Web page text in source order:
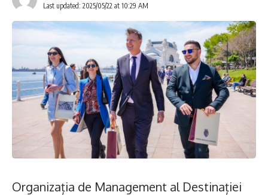
Last updated: 2025/05/22 at 10:29 AM
Organizația de Management al Destinației